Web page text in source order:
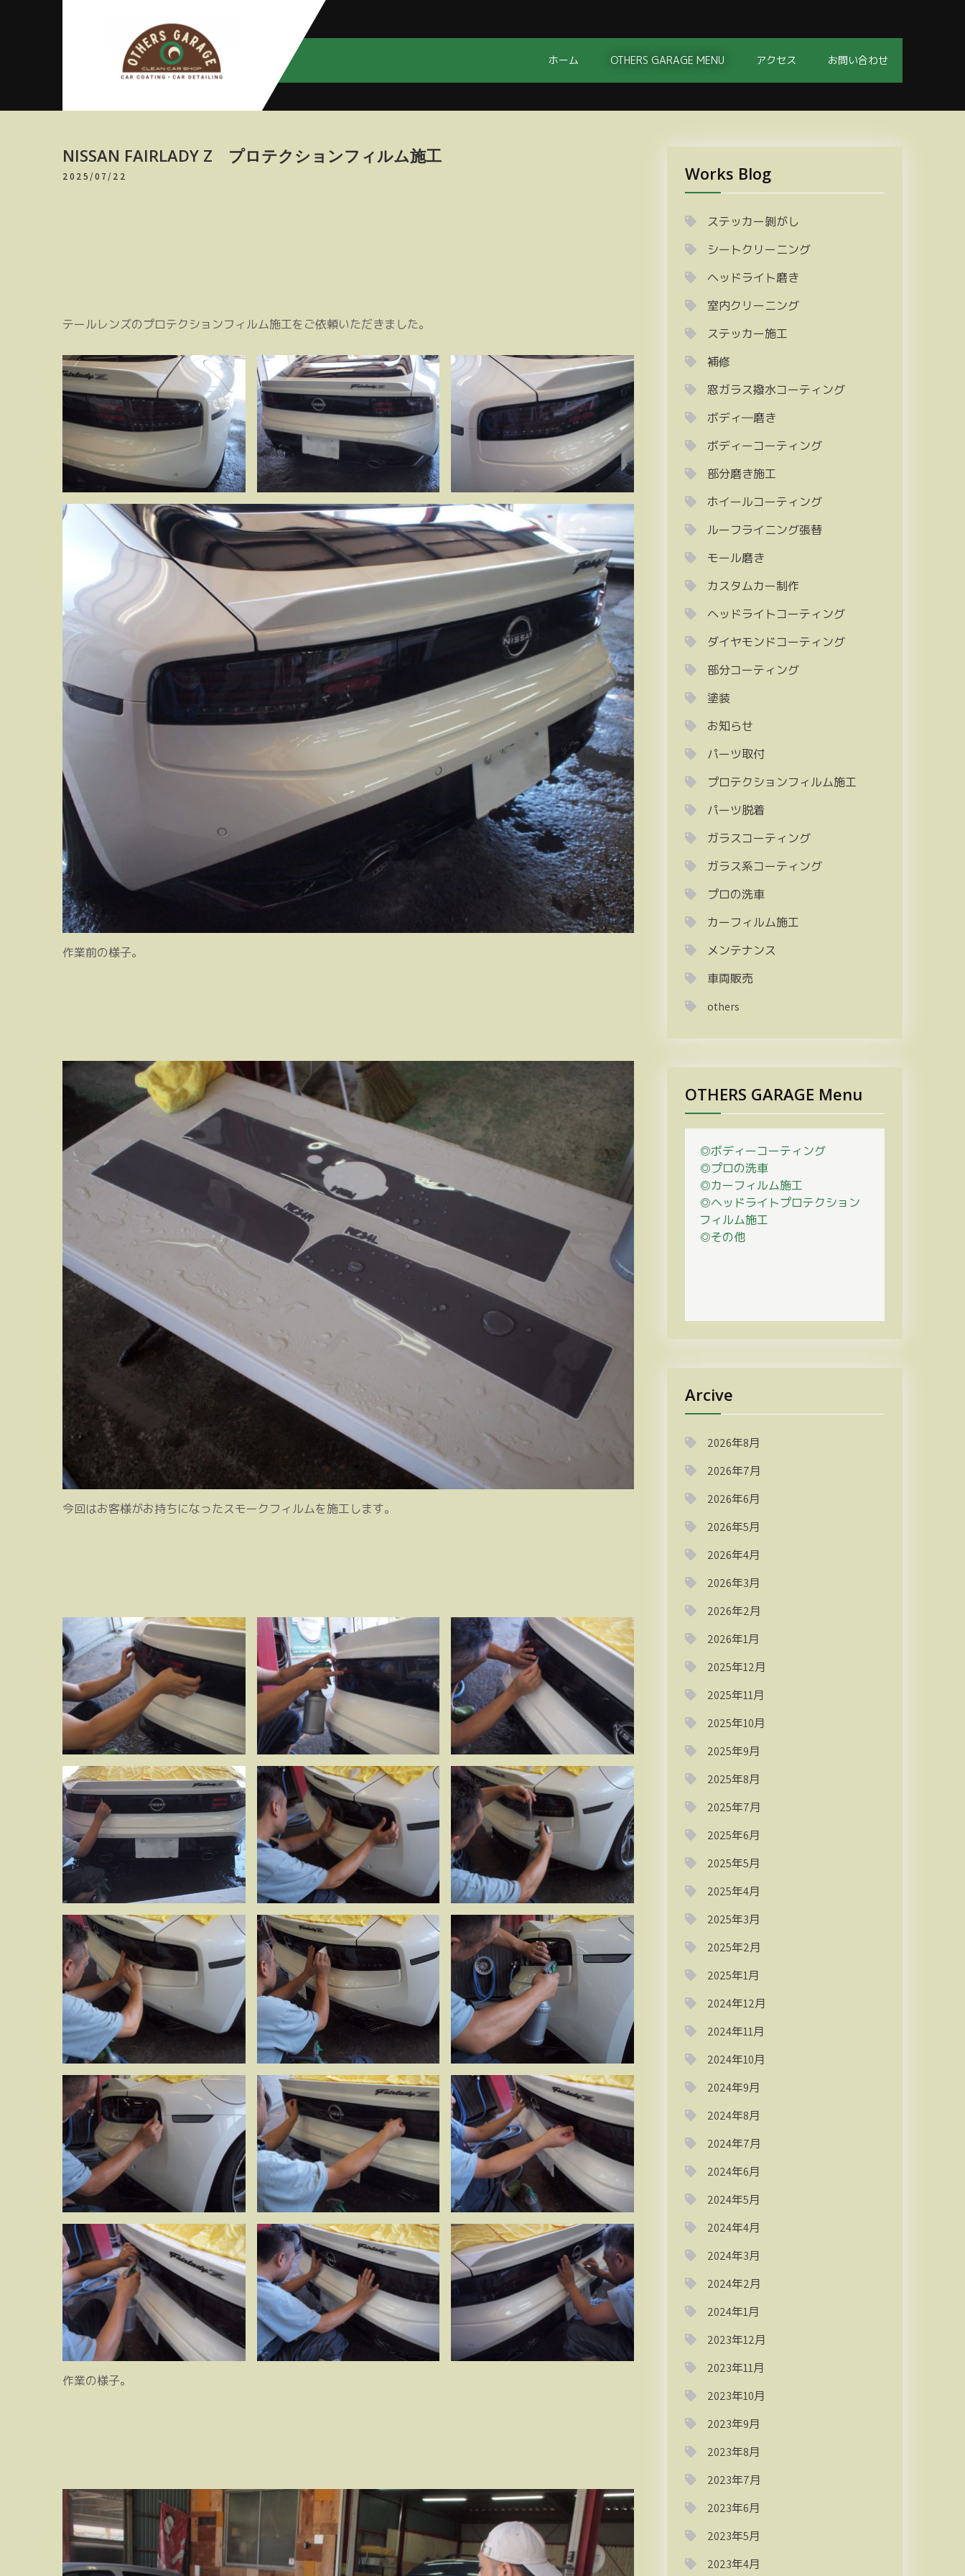
アザースガ
テナンス
ホーム OTHERS GARAGE MENU アクセス お問い合わせ
NISSAN FAIRLADY Z プロテクションフィルム施工
2025/07/22
テールレンズのプロテクションフィルム施工をご依頼いただきました。
作業前の様子。
今回はお客様がお持ちになったスモークフィルムを施工します。
作業の様子。
Works Blog
ステッカー剝がし
シートクリーニング
ヘッドライト磨き
室内クリーニング
ステッカー施工
補修
窓ガラス撥水コーティング
ボディ―磨き
ボディーコーティング
部分磨き施工
ホイールコーティング
ルーフライニング張替
モール磨き
カスタムカー制作
ヘッドライトコーティング
ダイヤモンドコーティング
部分コーティング
塗装
お知らせ
パーツ取付
プロテクションフィルム施工
パーツ脱着
ガラスコーティング
ガラス系コーティング
プロの洗車
カーフィルム施工
メンテナンス
車両販売
others
OTHERS GARAGE Menu
◎ボディーコーティング
◎プロの洗車
◎カーフィルム施工
◎ヘッドライトプロテクション
フィルム施工
◎その他
Arcive
2026年8月
2026年7月
2026年6月
2026年5月
2026年4月
2026年3月
2026年2月
2026年1月
2025年12月
2025年11月
2025年10月
2025年9月
2025年8月
2025年7月
2025年6月
2025年5月
2025年4月
2025年3月
2025年2月
2025年1月
2024年12月
2024年11月
2024年10月
2024年9月
2024年8月
2024年7月
2024年6月
2024年5月
2024年4月
2024年3月
2024年2月
2024年1月
2023年12月
2023年11月
2023年10月
2023年9月
2023年8月
2023年7月
2023年6月
2023年5月
2023年4月